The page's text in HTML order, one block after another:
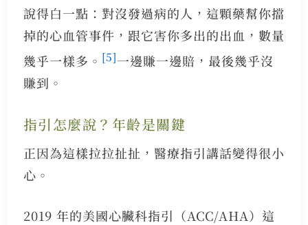
說得白一點：對沒發過病的人，這顆藥幫你擋
掉的心血管事件，跟它害你多出的出血，數量
幾乎一樣多。 [5]一邊賺一邊賠，最後幾乎沒
賺到。
指引怎麼說？年齡是關鍵
正因為這樣拉拉扯扯，醫療指引講話變得很小
心。
2019 年的美國心臟科指引（ACC/AHA）這